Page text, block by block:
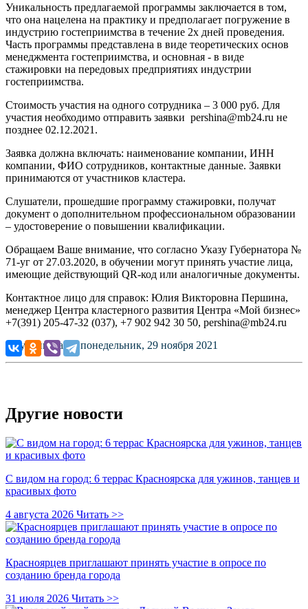
Уникальность предлагаемой программы заключается в том,
что она нацелена на практику и предполагает погружение в
индустрию гостеприимства в течение 2х дней проведения.
Часть программы представлена в виде теоретических основ
менеджмента гостеприимства, и основная - в виде
стажировки на передовых предприятиях индустрии
гостеприимства.
Стоимость участия на одного сотрудника – 3 000 руб. Для
участия необходимо отправить заявки pershina@mb24.ru не
позднее 02.12.2021.
Заявка должна включать: наименование компании, ИНН
компании, ФИО сотрудников, контактные данные. Заявки
принимаются от участников кластера.
Слушатели, прошедшие программу стажировки, получат
документ о дополнительном профессиональном образовании
– удостоверение о повышении квалификации.
Обращаем Ваше внимание, что согласно Указу Губернатора №
71-уг от 27.03.2020, в обучении могут принять участие лица,
имеющие действующий QR-код или аналогичные документы.
Контактное лицо для справок: Юлия Викторовна Першина,
менеджер Центра кластерного развития Центра «Мой бизнес»
+7(391) 205-47-32 (037), +7 902 942 30 50, pershina@mb24.ru
Опубликовано: понедельник, 29 ноября 2021
Другие новости
С видом на город: 6 террас Красноярска для ужинов, танцев и
красивых фото
4 августа 2026 Читать >>
Красноярцев приглашают принять участие в опросе по
созданию бренда города
31 июля 2026 Читать >>